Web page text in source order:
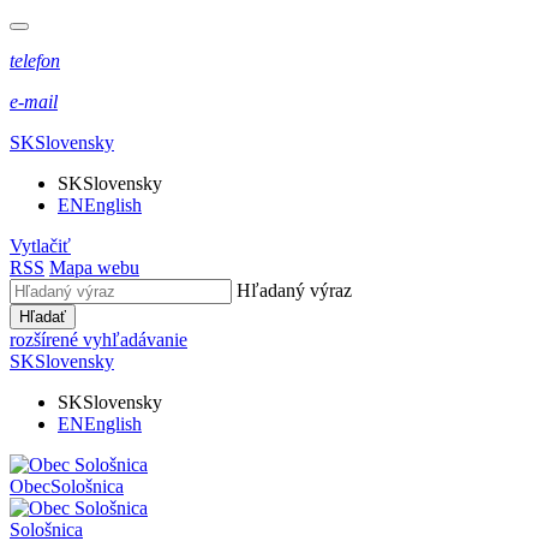
telefon
e-mail
SKSlovensky
SKSlovensky
ENEnglish
Vytlačiť
RSS Mapa webu
Hľadaný výraz
Hľadať
rozšírené vyhľadávanie
SKSlovensky
SKSlovensky
ENEnglish
ObecSološnica
Sološnica